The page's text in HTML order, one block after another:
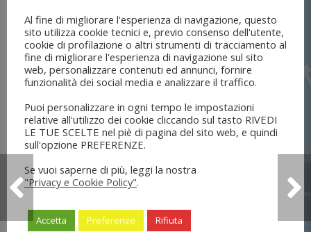
Al fine di migliorare l'esperienza di navigazione, questo
sito utilizza cookie tecnici e, previo consenso dell'utente,
cookie di profilazione o altri strumenti di tracciamento al
fine di migliorare l'esperienza di navigazione sul sito
web, personalizzare contenuti ed annunci, fornire
funzionalità dei social media e analizzare il traffico.
Puoi personalizzare in ogni tempo le impostazioni
relative all'utilizzo dei cookie cliccando sul tasto RIVEDI
LE TUE SCELTE nel piè di pagina del sito web, e quindi
sull'opzione PREFERENZE.
Se vuoi saperne di più, leggi la nostra
"Privacy e Cookie Policy".
Accetta Preferenze Rifiuta